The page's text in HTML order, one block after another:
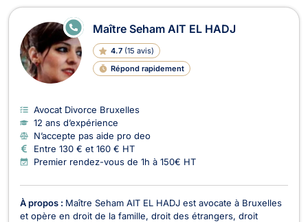
Maître Seham AIT EL HADJ
4.7 (15 avis)
Répond rapidement
E
N
LI
G
N
E
Avocat Divorce Bruxelles
12 ans d’expérience
N’accepte pas aide pro deo
Entre 130 € et 160 € HT
Premier rendez-vous de 1h à 150€ HT
À propos : Maître Seham AIT EL HADJ est avocate à Bruxelles
et opère en droit de la famille, droit des étrangers, droit